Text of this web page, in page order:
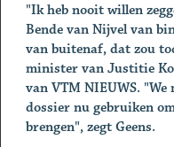
"Ik heb nooit willen
Bende van Nijvel van
van buitenaf, dat zou
minister van Justitie
van VTM NIEUWS.
dossier nu gebruiken
brengen", zegt Geens.